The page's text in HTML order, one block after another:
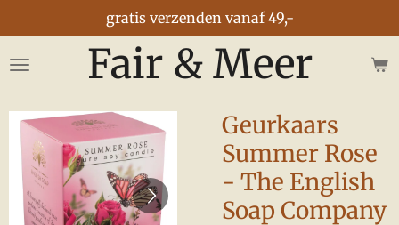
direct
naar
Fair & Meer
gratis verzenden vanaf 49,-
Geurkaars
Summer Rose
- The English
Soap Company